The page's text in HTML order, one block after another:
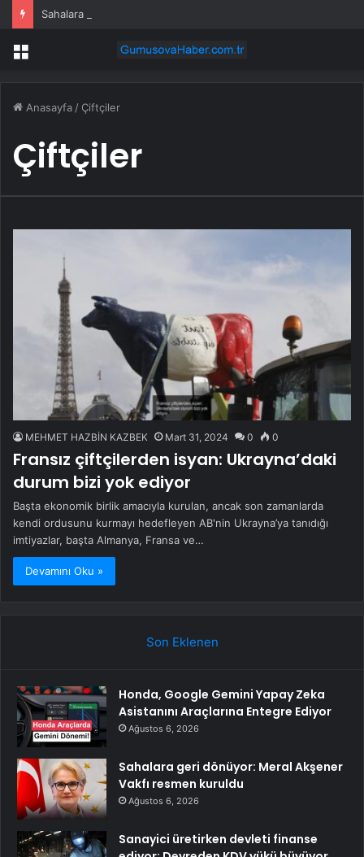
Menü
Anasayfa / Çiftçiler
Çiftçiler
MEHMET HAZBİN KAZBEK Mart 31, 2024 0 0
Fransız çiftçilerden isyan: Ukrayna’daki
durum bizi yok ediyor
Başta ekonomik birlik amacıyla kurulan, ancak son zamanlarda
kendi ordusunu kurmayı hedefleyen AB'nin Ukrayna’ya tanıdığı
imtiyazlar, başta Almanya, Fransa ve…
Devamını Oku »
Son Eklenen
Honda, Google Gemini Yapay Zeka
Asistanını Araçlarına Entegre Ediyor
Ağustos 6, 2026
Sahalara geri dönüyor: Meral Akşener
Vakfı resmen kuruldu
Ağustos 6, 2026
Sanayici üretirken devleti finanse